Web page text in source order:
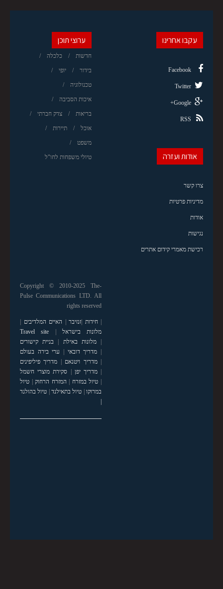
ערוצי תוכן
חדשות כלכלה
בידור יופי
טכנולוגיה
איכות הסביבה
בריאות צדק חברתי
אוכל תיירות
משפט
טיולי משפחות לחו"ל
עקבו אחרינו
Facebook
Twitter
Google+
RSS
אודות ועזרה
צרו קשר
מדיניות פרטיות
אודות
נגישות
רכישת מאמרי קידום אתרים
Copyright © 2010-2025 The-
Pulse Communications LTD. All
rights reserved
|חידות |זנזיבר | האיים המלדיבים |
מלונות בישראל |
Travel site
|מלונות באילת | בניית קישורים
| מדריך דובאי | ערי בירה בעולם
|מדריך ויטנאם | מדריך פיליפינים
|מדריך יפן | סקירת מוצרי חשמל
| טיול במזרח | המזרח הרחוק| טיול
במרוקו| טיול בתאילנד| טיול בהולנד
|